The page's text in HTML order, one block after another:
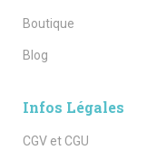
Boutique
Blog
Infos Légales
CGV et CGU